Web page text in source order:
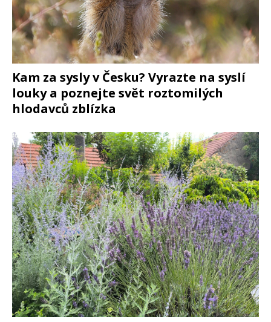
Kam za sysly v Česku? Vyrazte na syslí
louky a poznejte svět roztomilých
hlodavců zblízka